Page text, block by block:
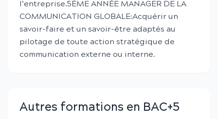
l’entreprise.5ÈME ANNÉE MANAGER DE LA
COMMUNICATION GLOBALE:Acquérir un
savoir-faire et un savoir-être adaptés au
pilotage de toute action stratégique de
communication externe ou interne.
Autres formations en BAC+5